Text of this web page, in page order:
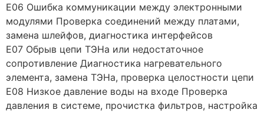
E06 Ошибка коммуникации между электронными
модулями Проверка соединений между платами,
замена шлейфов, диагностика интерфейсов
E07 Обрыв цепи ТЭНа или недостаточное
сопротивление Диагностика нагревательного
элемента, замена ТЭНа, проверка целостности цепи
E08 Низкое давление воды на входе Проверка
давления в системе, прочистка фильтров, настройка